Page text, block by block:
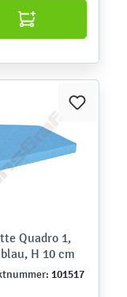
Quadro 1,
H 10 cm
101517